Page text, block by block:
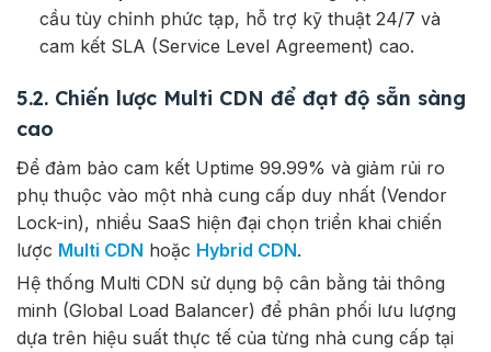
cầu tùy chỉnh phức tạp, hỗ trợ kỹ thuật 24/7 và
cam kết SLA (Service Level Agreement) cao.
5.2. Chiến lược Multi CDN để đạt độ sẵn sàng
cao
Để đảm bảo cam kết Uptime 99.99% và giảm rủi ro
phụ thuộc vào một nhà cung cấp duy nhất (Vendor
Lock-in), nhiều SaaS hiện đại chọn triển khai chiến
lược Multi CDN hoặc Hybrid CDN.
Hệ thống Multi CDN sử dụng bộ cân bằng tải thông
minh (Global Load Balancer) để phân phối lưu lượng
dựa trên hiệu suất thực tế của từng nhà cung cấp tại